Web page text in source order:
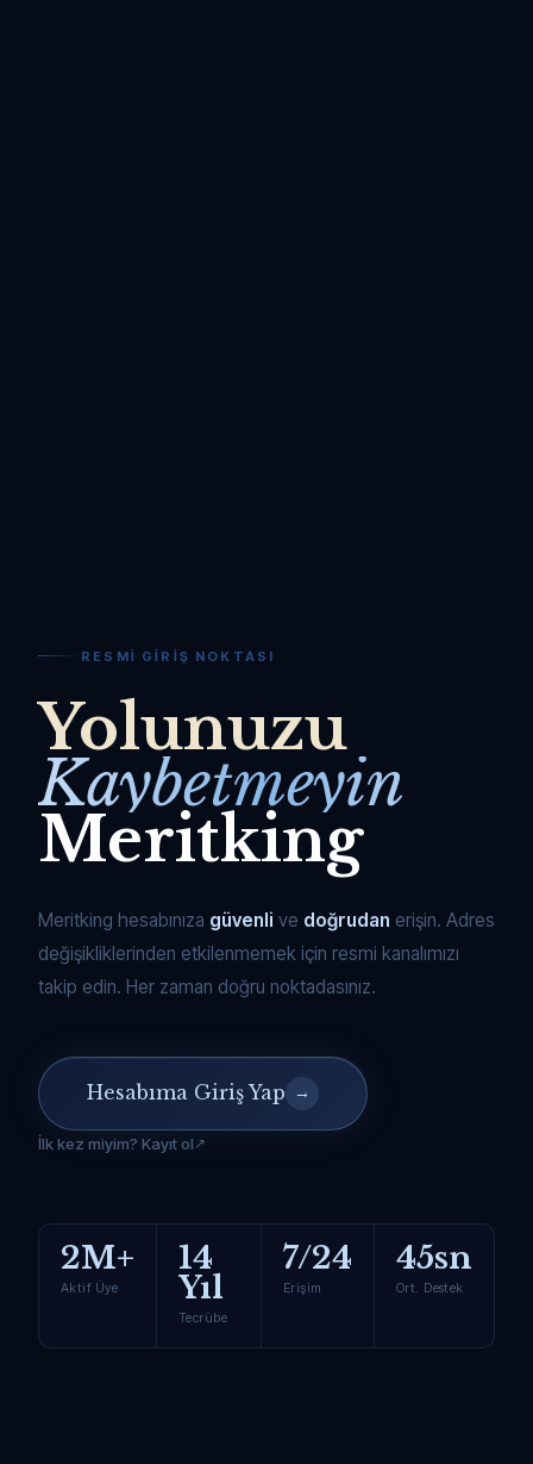
RESMI GIRIŞ NOKTASI
Yolunuzu
Kaybetmeyin
Meritking
Meritking hesabınıza güvenli ve doğrudan erişin. Adres
değişikliklerinden etkilenmemek için resmi kanalımızı
takip edin. Her zaman doğru noktadasınız.
Hesabıma Giriş Yap →
İlk kez miyim? Kayıt ol
2M+
Aktif Üye
14
Yıl
Tecrübe
7/24
Erişim
45sn
Ort. Destek